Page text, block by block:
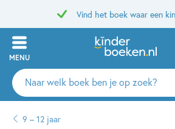
Vind het boek waar een
MENU
Zoeken
naar
auteurs
9 – 12 jaar